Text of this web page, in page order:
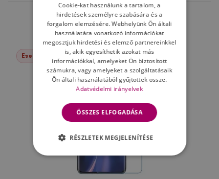
Ne felejtsd el
Események -22%
Cookie-kat használunk a tartalom, a
hirdetések személyre szabására és a
forgalom elemzésére. Webhelyünk Ön általi
használatára vonatkozó információkat
megosztjuk hirdetési és elemző partnereinkkel
is, akik egyesíthetik azokat más
információkkal, amelyeket Ön biztosított
számukra, vagy amelyeket a szolgáltatásaik
Ön általi használatából gyűjtöttek össze.
Adatvédelmi irányelvek
ÖSSZES ELFOGADÁSA
RÉSZLETEK MEGJELENÍTÉSE